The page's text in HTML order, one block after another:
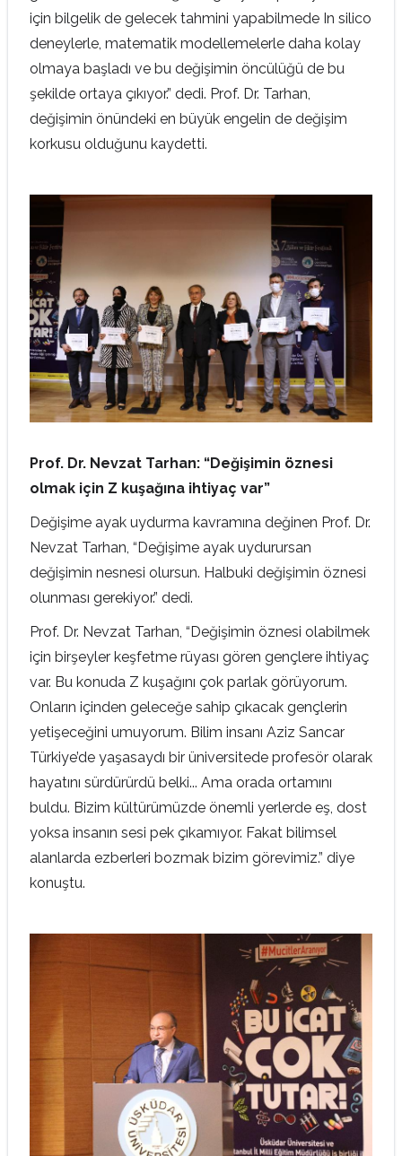
için bilgelik de gelecek tahmini yapabilmede In silico
deneylerle, matematik modellemelerle daha kolay
olmaya başladı ve bu değişimin öncülüğü de bu
şekilde ortaya çıkıyor.” dedi. Prof. Dr. Tarhan,
değişimin önündeki en büyük engelin de değişim
korkusu olduğunu kaydetti.
Prof. Dr. Nevzat Tarhan: “Değişimin öznesi
olmak için Z kuşağına ihtiyaç var”
Değişime ayak uydurma kavramına değinen Prof. Dr.
Nevzat Tarhan, “Değişime ayak uydurursan
değişimin nesnesi olursun. Halbuki değişimin öznesi
olunması gerekiyor.” dedi.
Prof. Dr. Nevzat Tarhan, “Değişimin öznesi olabilmek
için birşeyler keşfetme rüyası gören gençlere ihtiyaç
var. Bu konuda Z kuşağını çok parlak görüyorum.
Onların içinden geleceğe sahip çıkacak gençlerin
yetişeceğini umuyorum. Bilim insanı Aziz Sancar
Türkiye’de yaşasaydı bir üniversitede profesör olarak
hayatını sürdürürdü belki... Ama orada ortamını
buldu. Bizim kültürümüzde önemli yerlerde eş, dost
yoksa insanın sesi pek çıkamıyor. Fakat bilimsel
alanlarda ezberleri bozmak bizim görevimiz.” diye
konuştu.